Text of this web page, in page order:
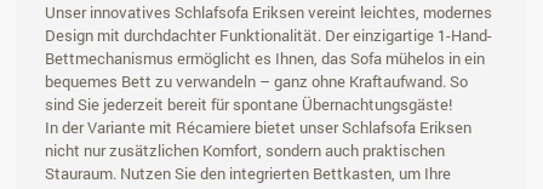
Unser innovatives Schlafsofa Eriksen vereint leichtes, modernes
Design mit durchdachter Funktionalität. Der einzigartige 1-Hand-
Bettmechanismus ermöglicht es Ihnen, das Sofa mühelos in ein
bequemes Bett zu verwandeln – ganz ohne Kraftaufwand. So
sind Sie jederzeit bereit für spontane Übernachtungsgäste!
In der Variante mit Récamiere bietet unser Schlafsofa Eriksen
nicht nur zusätzlichen Komfort, sondern auch praktischen
Stauraum. Nutzen Sie den integrierten Bettkasten, um Ihre